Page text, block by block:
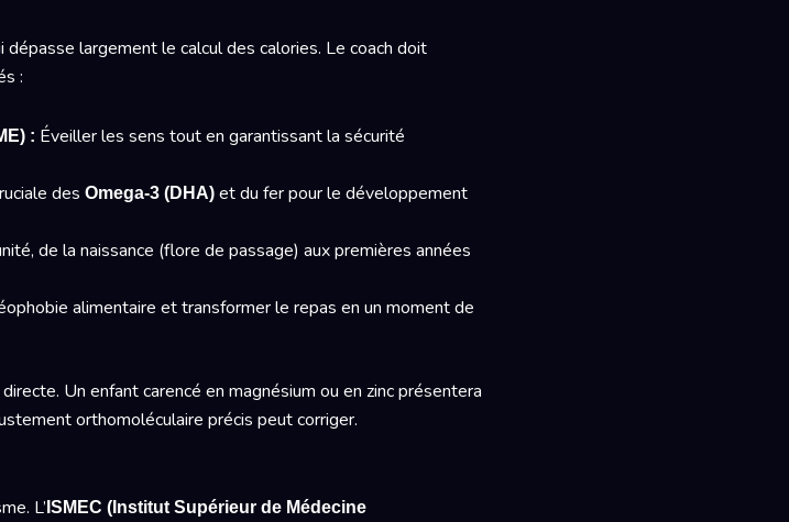
largement le calcul des calories. Le coach doit
:
: Éveiller les sens tout en garantissant la sécurité
des Omega-3 (DHA)et du fer pour le développement
de la naissance (flore de passage) aux premières années
alimentaire et transformer le repas en un moment de
Un enfant carencé en magnésium ou en zinc présentera
orthomoléculaire précis peut corriger.
L’ ISMEC (Institut Supérieur de Médecine